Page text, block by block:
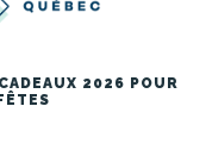
2026 POUR